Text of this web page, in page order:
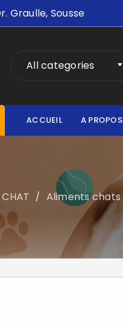
Graulle, Sousse
All categories
ACCUEIL A PROPOS
CHAT / Aliments chats